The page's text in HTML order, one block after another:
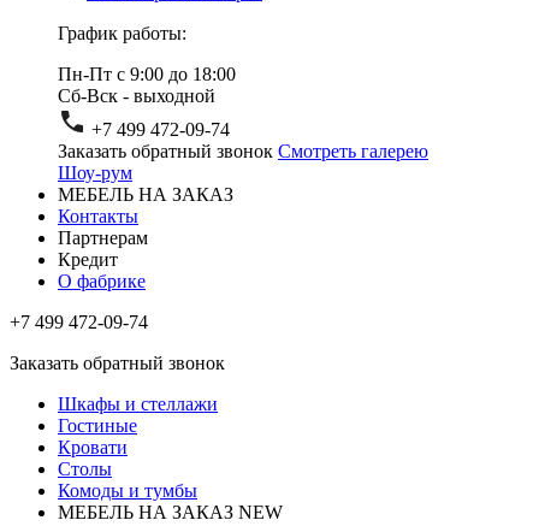
График работы:
Пн-Пт с 9:00 до 18:00
Сб-Вск - выходной
+7 499 472-09-74
Заказать обратный звонок Смотреть галерею
Шоу-рум
МЕБЕЛЬ НА ЗАКАЗ
Контакты
Партнерам
Кредит
О фабрике
+7 499 472-09-74
Заказать обратный звонок
Шкафы и стеллажи
Гостиные
Кровати
Столы
Комоды и тумбы
МЕБЕЛЬ НА ЗАКАЗ NEW